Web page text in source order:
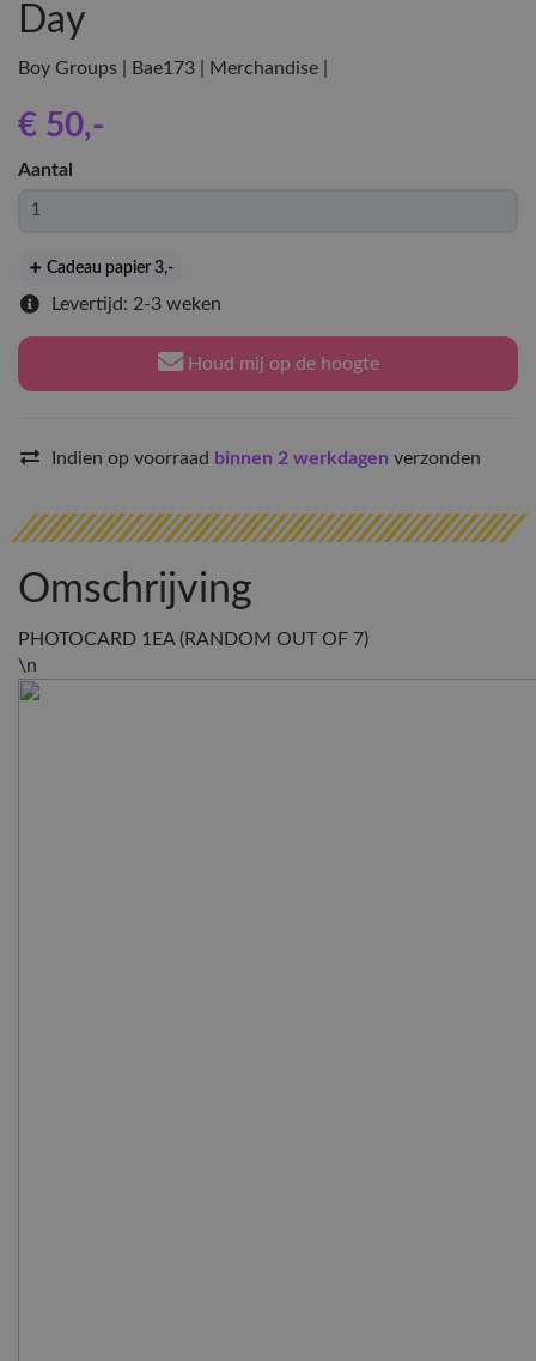
Day
Boy Groups | Bae173 | Merchandise |
€ 50,-
Aantal
Cadeau papier 3,-
Levertijd: 2-3 weken
Houd mij op de hoogte
Indien op voorraad binnen 2 werkdagen verzonden
Omschrijving
PHOTOCARD 1EA (RANDOM OUT OF 7)
\n